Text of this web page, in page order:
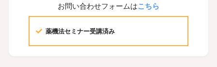
お問い合わせフォームはこちら
薬機法セミナー受講済み